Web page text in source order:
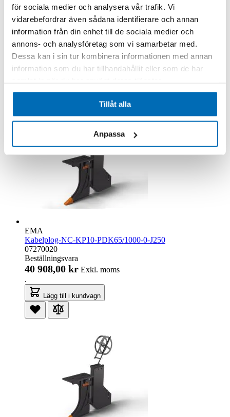
för sociala medier och analysera vår trafik. Vi
vidarebefordrar även sådana identifierare och annan
information från din enhet till de sociala medier och
annons- och analysföretag som vi samarbetar med.
Dessa kan i sin tur kombinera informationen med annan
information som du har tillhandahållit eller som de har
Tillåt alla
Anpassa
Kabelplog-NC-KP10-PDK50/1000-0-J250
07270002
Beställningsvara
35 952,00 kr
Exkl. moms
.
EMA
Kabelplog-NC-KP10-PDK65/1000-0-J250
07270020
Beställningsvara
40 908,00 kr Exkl. moms
.
Lägg till i kundvagn